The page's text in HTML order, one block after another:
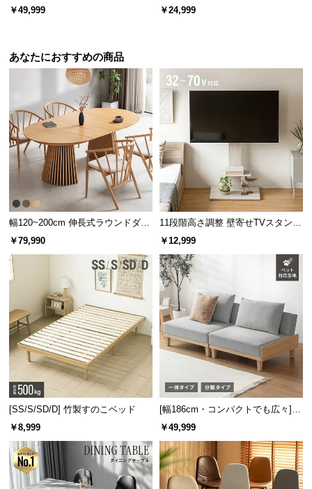
イニングセット リアル木目調 4人
￥49,999 ーブル
￥24,999
あなたにおすすめの商品
幅120~200cm 伸長式ラウンドダイ
ニングテーブル 6人掛け 天然木突
￥79,990
11段階高さ調整 壁寄せTVスタンド
キャスター付き 上下左右角度調節
￥12,999
[SS/S/SD/D] 竹製すのこベッド
￥8,999
[幅186cm・コンパクトでも広々] 3
人掛けソファベッド リクライニン
グ 天然木フレーム 北欧
￥49,999